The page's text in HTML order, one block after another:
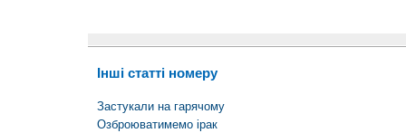
Інші статті номеру
Застукали на гарячому
Озброюватимемо ірак